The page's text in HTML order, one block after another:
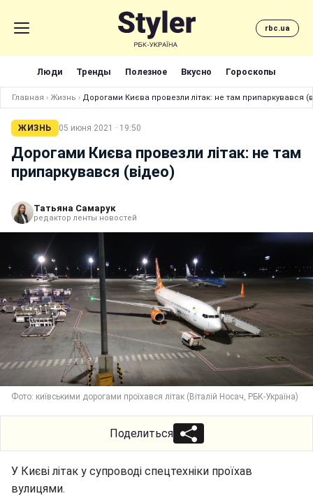
rbc.ua
Люди Тренды Полезное Вкусно Гороскопы
Главная › Жизнь › Дорогами Києва провезли літак: не там припаркувався
ЖИЗНЬ 05 июня 2021 · 19:50
Дорогами Києва провезли літак: не там
припаркувався (відео)
Татьяна Самарук
редактор ленты новостей
Фото: київськими дорогами проїхався літак (Віталій Носач, РБК-Україна)
Поделиться
У Києві літак у супроводі спецтехніки проїхав
вулицями.